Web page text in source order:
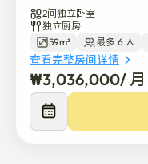
近的合作伙伴停车设
📩 在线留言确认可用性
@夏日别墅.广安利
#釜山住宿 #广安里海
#月度住宿 #韩国旅行 #
2间独立卧室
独立厨房
59m²
最多 6 人
查看完整房间详情
₩3,036,000/ 月
¥3,036,000